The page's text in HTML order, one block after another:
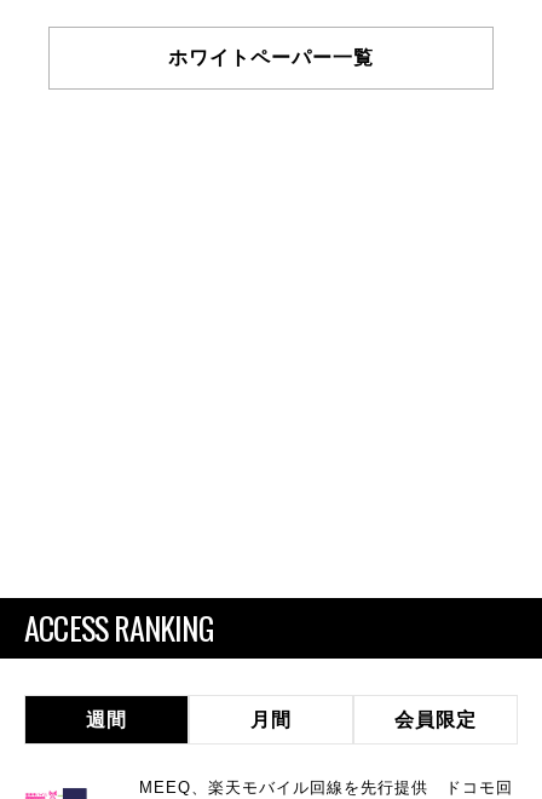
ホワイトペーパー一覧
ACCESS RANKING
週間 月間 会員限定
MEEQ、楽天モバイル回線を先行提供 ドコモ回